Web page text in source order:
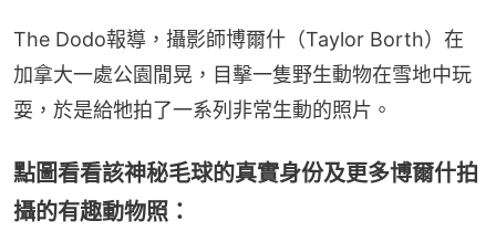
The Dodo報導，攝影師博爾什（Taylor Borth）在
加拿大一處公園閒晃，目擊一隻野生動物在雪地中玩
耍，於是給牠拍了一系列非常生動的照片。
點圖看看該神秘毛球的真實身份及更多博爾什拍
攝的有趣動物照：